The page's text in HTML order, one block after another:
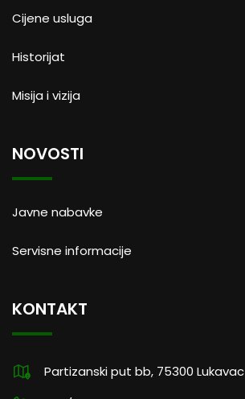
Cijene usluga
Historijat
Misija i vizija
NOVOSTI
Javne nabavke
Servisne informacije
KONTAKT
Partizanski put bb, 75300 Lukavac